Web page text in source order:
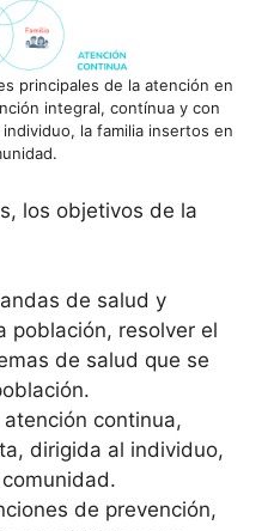
principales de la atención en
integral, contínua y con
la familia insertos en
los objetivos de la
de salud y
población, resolver el
de salud que se
continua,
dirigida al individuo,
de prevención,